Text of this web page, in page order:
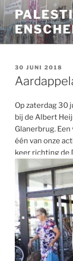
Ga
naar
de
inhoud
GEPLAATST
OP
30 JUNI 2018
Op zaterdag 30
bij de Albert
Glanerbrug.
één van onze
keer richting de